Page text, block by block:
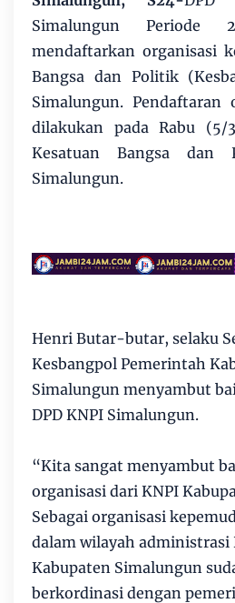
Simalungun Periode
mendaftarkan organisasi
Bangsa dan Politik
Simalungun. Pendaftaran
dilakukan pada Rabu
Kesatuan Bangsa dan
Simalungun.
Henri Butar-butar, selaku
Kesbangpol Pemerintah
Simalungun menyambut
DPD KNPI Simalungun.
“Kita sangat menyambut
organisasi dari KNPI
Sebagai organisasi
dalam wilayah administrasi
Kabupaten Simalungun
berkordinasi dengan